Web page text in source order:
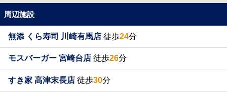
周辺施設
無添 くら寿司 川崎有馬店 徒歩24分
モスバーガー 宮崎台店 徒歩26分
すき家 高津末長店 徒歩30分